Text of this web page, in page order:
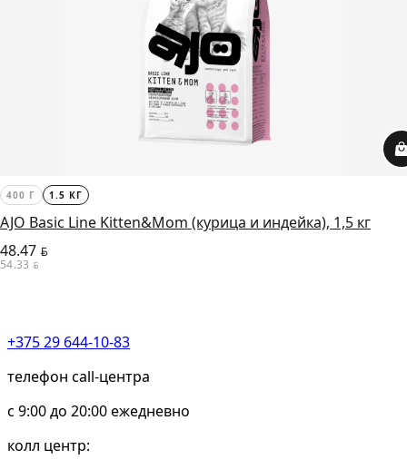
400 Г 1.5 КГ
AJO Basic Line Kitten&Mom (курица и индейка), 1,5 кг
48.47 BYN
54.33 BYN
+375 29 644-10-83
телефон call-центра
c 9:00 до 20:00 ежедневно
колл центр: